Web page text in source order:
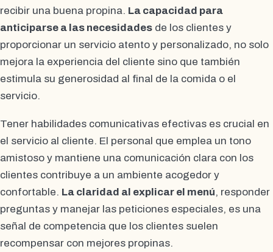
recibir una buena propina. La capacidad para
anticiparse a las necesidades de los clientes y
proporcionar un servicio atento y personalizado, no solo
mejora la experiencia del cliente sino que también
estimula su generosidad al final de la comida o el
servicio.
Tener habilidades comunicativas efectivas es crucial en
el servicio al cliente. El personal que emplea un tono
amistoso y mantiene una comunicación clara con los
clientes contribuye a un ambiente acogedor y
confortable. La claridad al explicar el menú, responder
preguntas y manejar las peticiones especiales, es una
señal de competencia que los clientes suelen
recompensar con mejores propinas.